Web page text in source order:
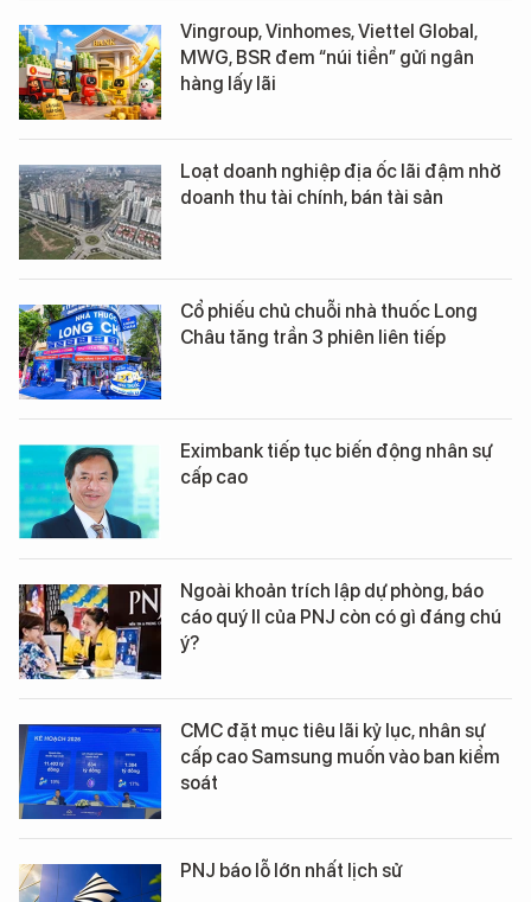
Vingroup, Vinhomes, Viettel Global,
MWG, BSR đem “núi tiền” gửi ngân
hàng lấy lãi
Loạt doanh nghiệp địa ốc lãi đậm nhờ
doanh thu tài chính, bán tài sản
Cổ phiếu chủ chuỗi nhà thuốc Long
Châu tăng trần 3 phiên liên tiếp
Eximbank tiếp tục biến động nhân sự
cấp cao
Ngoài khoản trích lập dự phòng, báo
cáo quý II của PNJ còn có gì đáng chú
ý?
CMC đặt mục tiêu lãi kỷ lục, nhân sự
cấp cao Samsung muốn vào ban kiểm
soát
PNJ báo lỗ lớn nhất lịch sử